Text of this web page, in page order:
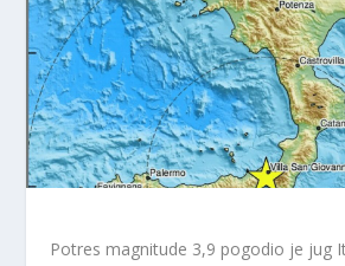
Potres magnitude 3,9 pogodio je jug